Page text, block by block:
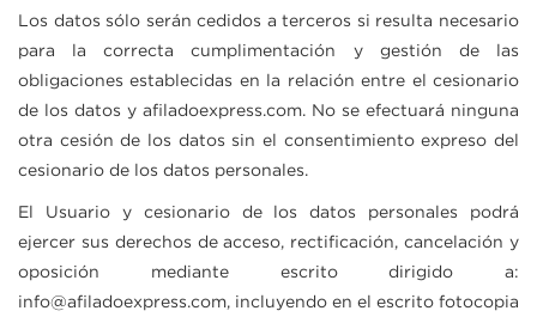
Los datos sólo serán cedidos a terceros si resulta necesario
para la correcta cumplimentación y gestión de las
obligaciones establecidas en la relación entre el cesionario
de los datos y afiladoexpress.com. No se efectuará ninguna
otra cesión de los datos sin el consentimiento expreso del
cesionario de los datos personales.
El Usuario y cesionario de los datos personales podrá
ejercer sus derechos de acceso, rectificación, cancelación y
oposición mediante escrito dirigido a:
info@afiladoexpress.com, incluyendo en el escrito fotocopia